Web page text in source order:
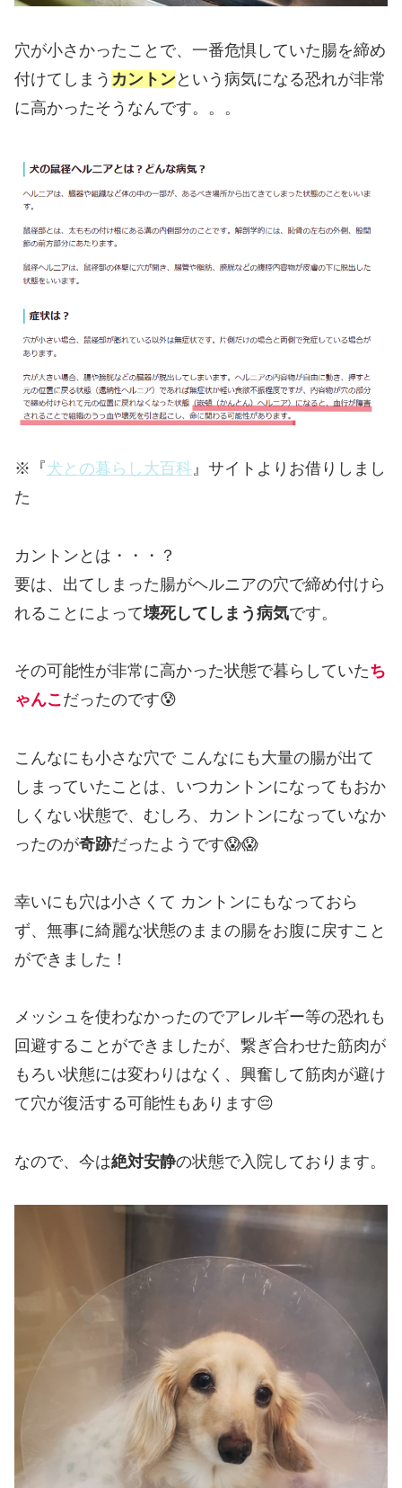
穴が小さかったことで、一番危惧していた腸を締め
付けてしまう カントンという病気になる恐れが非常
に高かったそうなんです。。。
※『犬との暮らし大百科』サイトよりお借りしまし
た
カントンとは・・・？
要は、出てしまった腸がヘルニアの穴で締め付けら
れることによって壊死してしまう病気です。
その可能性が非常に高かった状態で暮らしていたち
ゃんこだったのです😰
こんなにも小さな穴で こんなにも大量の腸が出て
しまっていたことは、いつカントンになってもおか
しくない状態で、むしろ、カントンになっていなか
ったのが奇跡だったようです😱😱
幸いにも穴は小さくて カントンにもなっておら
ず、無事に綺麗な状態のままの腸をお腹に戻すこと
ができました！
メッシュを使わなかったのでアレルギー等の恐れも
回避することができましたが、繋ぎ合わせた筋肉が
もろい状態には変わりはなく、興奮して筋肉が避け
て穴が復活する可能性もあります😔
なので、今は絶対安静の状態で入院しております。